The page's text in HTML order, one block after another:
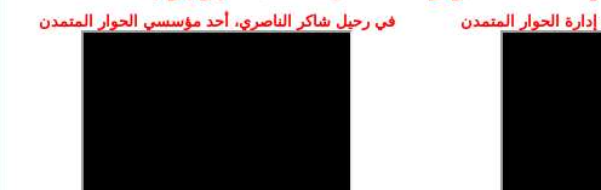
الحوار المتمدن في رحيل شاكر الناصري، أحد مؤسسي الحوار المتمدن